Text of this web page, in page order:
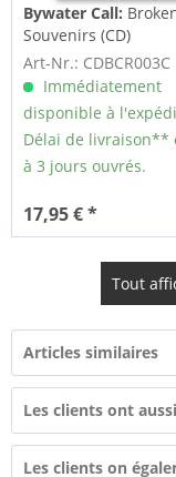
Bywater Call:
Souvenirs (CD)
Art-Nr.: CDBCR003C
Immédiatement
disponible à
Délai de livraison**
à 3 jours ouvrés.
17,95 € *
Tout
Articles similaires
Les clients ont
Les clients on